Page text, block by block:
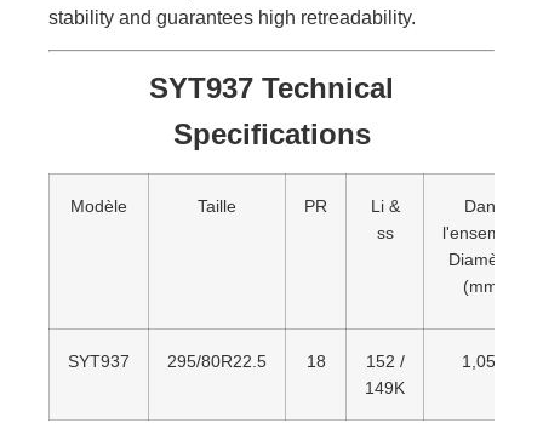
stability and guarantees high retreadability.
SYT937 Technical
Specifications
Modèle Taille PR
Li &
ss
Dans
l'ensemble
Diamètre
(mm)
SYT937 295/80R22.5 18
152 /
149K
1,050